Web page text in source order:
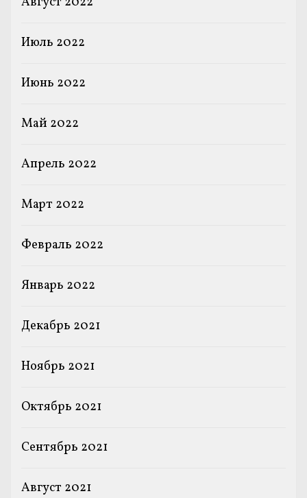
Июль 2022
Июнь 2022
Май 2022
Апрель 2022
Март 2022
Февраль 2022
Январь 2022
Декабрь 2021
Ноябрь 2021
Октябрь 2021
Сентябрь 2021
Август 2021